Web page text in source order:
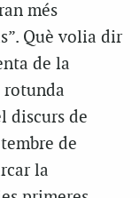
més
Què volia dir
de la
rotunda
discurs de
de
la